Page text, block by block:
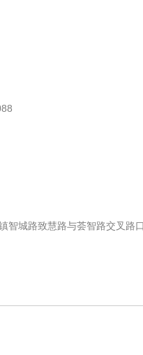
智城路致慧路与荟智路交叉路